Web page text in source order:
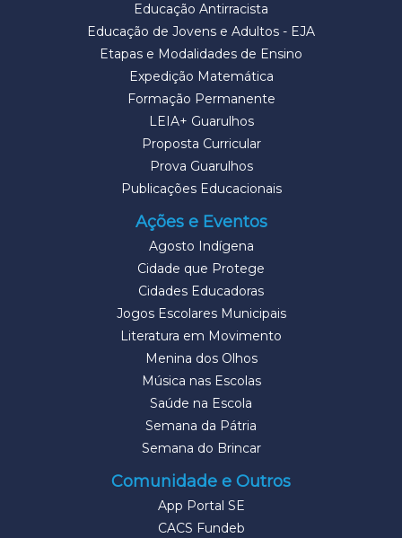
Educação Antirracista
Educação de Jovens e Adultos - EJA
Etapas e Modalidades de Ensino
Expedição Matemática
Formação Permanente
LEIA+ Guarulhos
Proposta Curricular
Prova Guarulhos
Publicações Educacionais
Ações e Eventos
Agosto Indígena
Cidade que Protege
Cidades Educadoras
Jogos Escolares Municipais
Literatura em Movimento
Menina dos Olhos
Música nas Escolas
Saúde na Escola
Semana da Pátria
Semana do Brincar
Comunidade e Outros
App Portal SE
CACS Fundeb